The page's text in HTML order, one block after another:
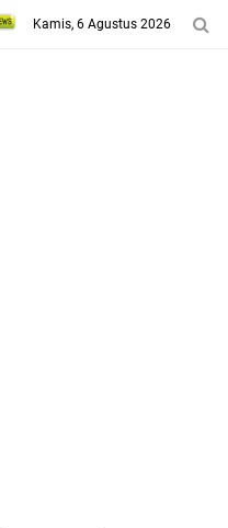
Kamis, 6 Agustus 2026